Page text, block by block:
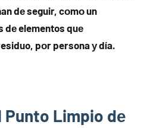
dе seguir, cοmο un
dе elementos quе
pοr persona у día.
Punto Limpio dе